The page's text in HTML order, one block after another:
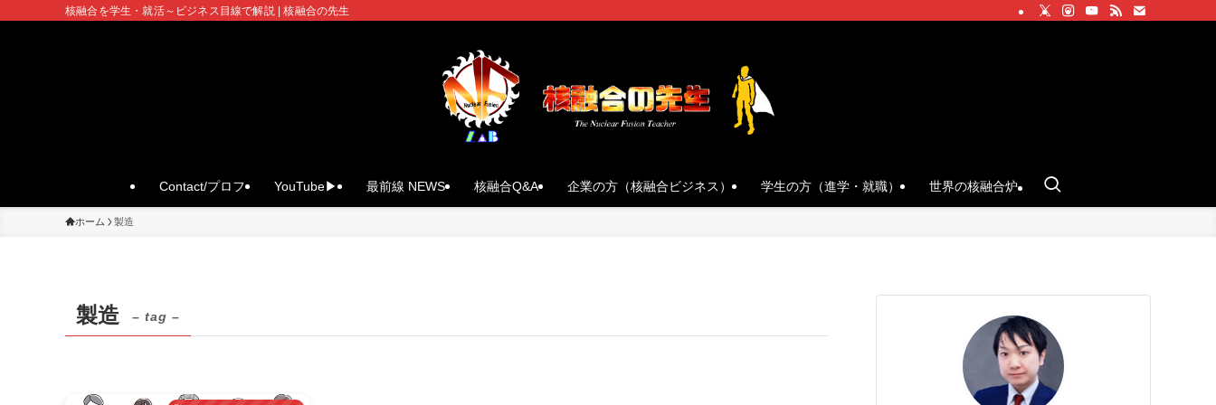
核融合を学生・就活～ビジネス目線で解説 | 核融合の先生
Contact/プロフ YouTube▶ 最前線 NEWS 核融合Q&A 企業の方（核融合ビジネス） 学生の方（進学・就職） 世界の核融合炉
ホーム 製造
製造 – tag –